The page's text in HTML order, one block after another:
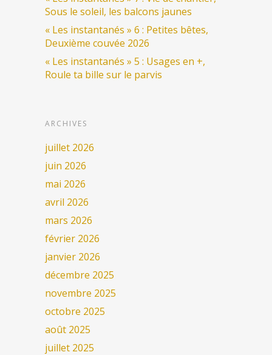
Sous le soleil, les balcons jaunes
« Les instantanés » 6 : Petites bêtes,
Deuxième couvée 2026
« Les instantanés » 5 : Usages en +,
Roule ta bille sur le parvis
ARCHIVES
juillet 2026
juin 2026
mai 2026
avril 2026
mars 2026
février 2026
janvier 2026
décembre 2025
novembre 2025
octobre 2025
août 2025
juillet 2025